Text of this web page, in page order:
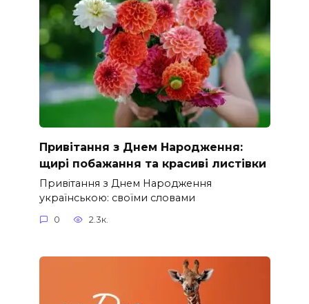
Привітання з Днем Народження:
щирі побажання та красиві листівки
Привітання з Днем Народження
українською: своїми словами
0 2.3к.